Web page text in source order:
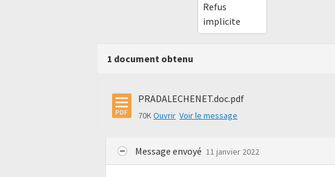
Refus
implicite
1 document obtenu
PRADALECHENET.doc.pdf
70KOuvrir Voir le message
Message envoyé 11 janvier 2022